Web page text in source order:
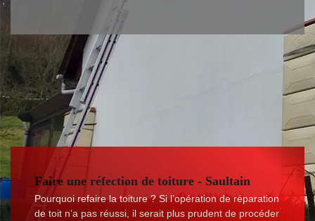
Faire une réfection de toiture - Saultain
Pourquoi refaire la toiture ? Si l’opération de réparation
de toit n’a pas réussi, il serait plus prudent de procéder